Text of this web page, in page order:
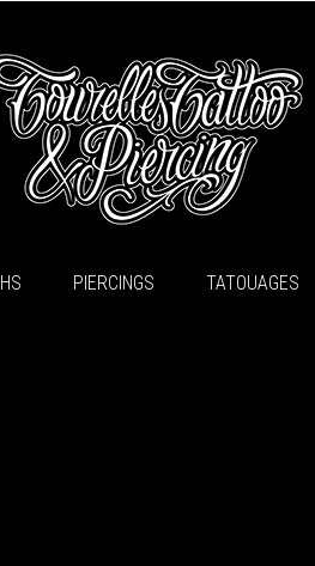
PIERCINGS TATOUAGES